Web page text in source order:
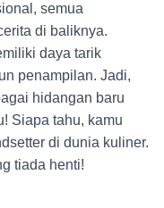
semua
di baliknya.
daya tarik
penampilan. Jadi,
hidangan baru
Siapa tahu, kamu
di dunia kuliner.
tiada henti!